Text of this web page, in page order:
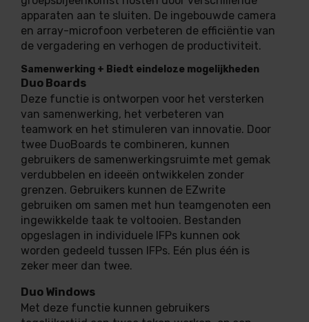
apparaten aan te sluiten. De ingebouwde camera
en array-microfoon verbeteren de efficiëntie van
de vergadering en verhogen de productiviteit.
Samenwerking + Biedt eindeloze mogelijkheden
Duo Boards
Deze functie is ontworpen voor het versterken
van samenwerking, het verbeteren van
teamwork en het stimuleren van innovatie. Door
twee DuoBoards te combineren, kunnen
gebruikers de samenwerkingsruimte met gemak
verdubbelen en ideeën ontwikkelen zonder
grenzen. Gebruikers kunnen de EZwrite
gebruiken om samen met hun teamgenoten een
ingewikkelde taak te voltooien. Bestanden
opgeslagen in individuele IFPs kunnen ook
worden gedeeld tussen IFPs. Eén plus één is
zeker meer dan twee.
Duo Windows
Met deze functie kunnen gebruikers